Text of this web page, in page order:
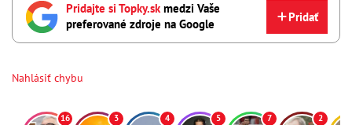
Pridajte si Topky.skmedzi Vaše
preferované zdroje na Google
Pridať
Nahlásiť chybu
16 3 4 5 7 2